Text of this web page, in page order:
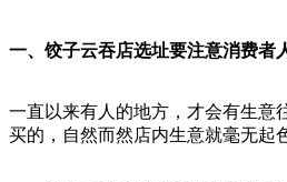
一、饺子云吞店选址要注意消费者
一直以来有人的地方，才会有生意
买的，自然而然店内生意就毫无起